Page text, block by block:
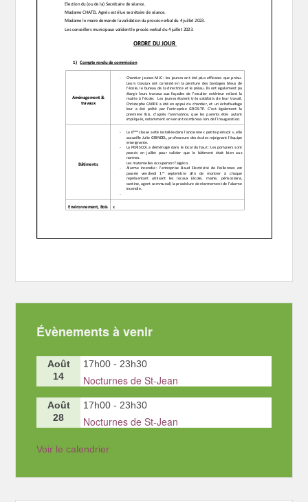
Évènements à venir
Août
14
17h00 -23h30
Nocturnes de St-Jean
Août
28
17h00 -23h30
Nocturnes de St-Jean
Voir le calendrier